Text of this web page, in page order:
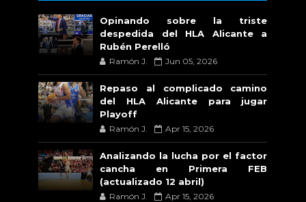
Opinando sobre la triste
despedida del HLA Alicante a
Rubén Perelló
Ramón J. Jun 05, 2026
Repaso al complicado camino
del HLA Alicante para jugar
Playoff
Ramón J. Apr 15, 2026
Analizando la lucha por el factor
cancha en Primera FEB
(actualizado 12 abril)
Ramón J. Apr 15, 2026